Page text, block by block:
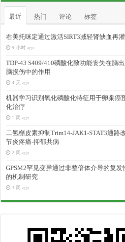
最近 热门 评论 标签
右美托咪定通过激活SIRT3减轻肾缺血再
9 小时 ago
TDP-43 S409/410磷酸化致功能丧失在脑
脑损伤中的作用
4 天 ago
机器学习识别氧化磷酸化特征用于卵巢癌
化治疗
1 周 ago
二氢槲皮素抑制Trim14-JAK1-STAT3通路
节炎疼痛-抑郁共病
2 周 ago
GPSM2罕见变异通过非整倍体介导的复发
的机制研究
3 周 ago